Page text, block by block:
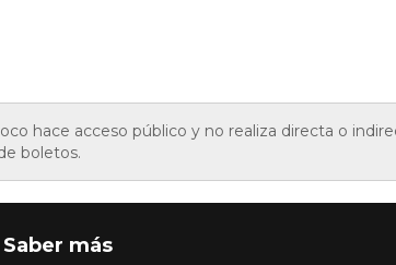
hace acceso público y no realiza directa o
boletos.
Saber más